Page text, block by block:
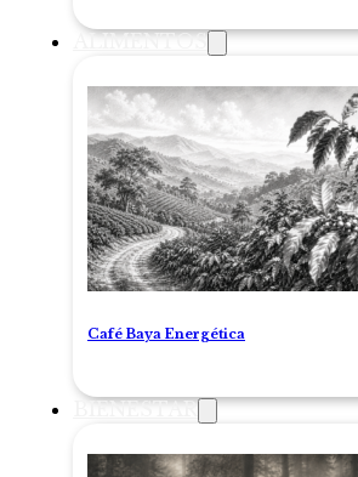
ALIMENTOS
Café Baya Energética
BIENESTAR